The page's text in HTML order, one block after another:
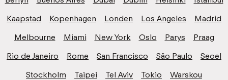
Kaapstad
Kopenhagen Londen Los Angeles
Madrid
Melbourne
Miami New York Oslo Parys
Praag
Rio de Janeiro
Rome San Francisco São Paulo
Seoel
Stockholm
Taipei Tel Aviv Tokio Warskou